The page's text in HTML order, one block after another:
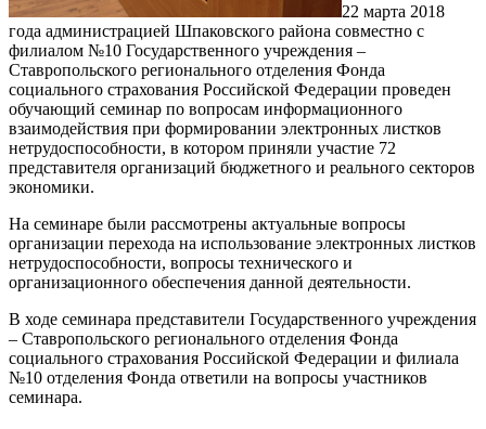
22 марта 2018
года администрацией Шпаковского района совместно с
филиалом №10 Государственного учреждения –
Ставропольского регионального отделения Фонда
социального страхования Российской Федерации проведен
обучающий семинар по вопросам информационного
взаимодействия при формировании электронных листков
нетрудоспособности, в котором приняли участие 72
представителя организаций бюджетного и реального секторов
экономики.
На семинаре были рассмотрены актуальные вопросы
организации перехода на использование электронных листков
нетрудоспособности, вопросы технического и
организационного обеспечения данной деятельности.
В ходе семинара представители Государственного учреждения
– Ставропольского регионального отделения Фонда
социального страхования Российской Федерации и филиала
№10 отделения Фонда ответили на вопросы участников
семинара.